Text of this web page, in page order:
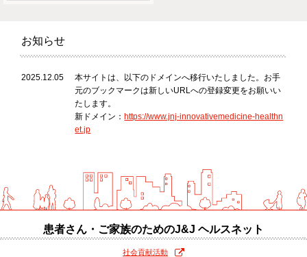
お知らせ
2025.12.05
本サイトは、以下のドメインへ移行いたしました。お手
元のブックマークは新しいURLへの登録変更をお願いい
たします。
新ドメイン： https://www.jnj-innovativemedicine-healthn
et.jp
患者さん・ご家族のためのJ&J ヘルスネット
社会貢献活動